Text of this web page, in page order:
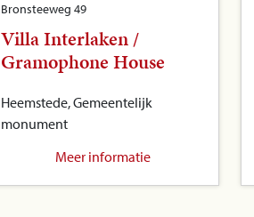
Bronsteeweg 49
Villa Interlaken /
Gramophone House
Heemstede, Gemeentelijk
monument
Meer informatie